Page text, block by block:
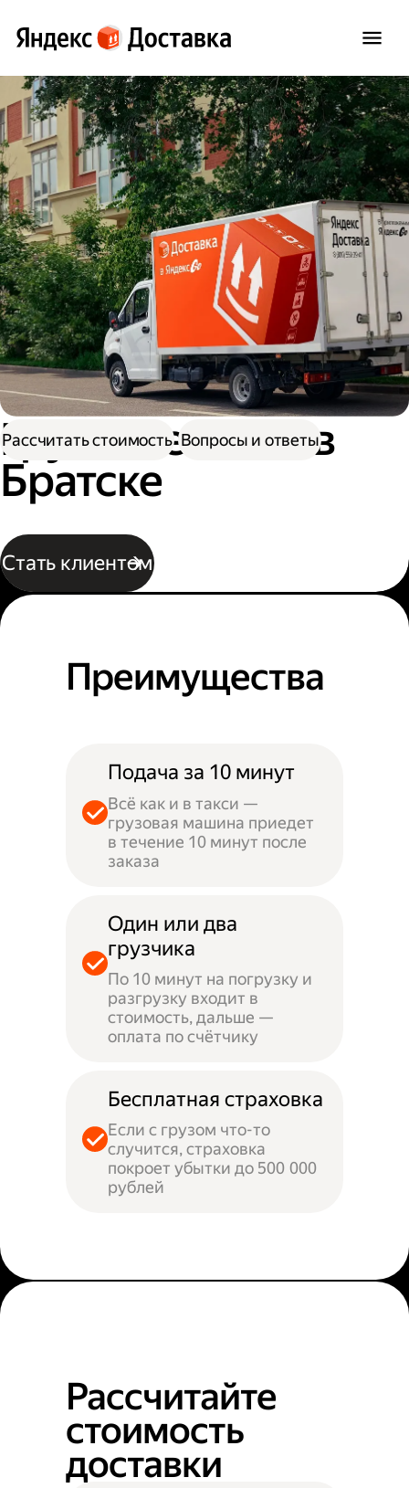
Грузовое такси в
Братске
Стать клиентом
Рассчитать стоимость Вопросы и ответы
Преимущества
Подача за 10 минут
Всё как и в такси —
грузовая машина приедет
в течение 10 минут после
заказа
Один или два
грузчика
По 10 минут на погрузку и
разгрузку входит в
стоимость, дальше —
оплата по счётчику
Бесплатная страховка
Если с грузом что-то
случится, страховка
покроет убытки до 500 000
рублей
Рассчитайте
стоимость
доставки